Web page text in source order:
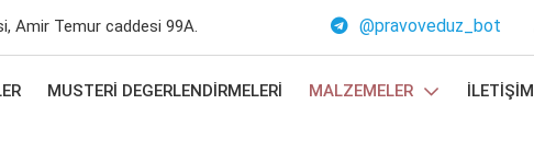
Amir Temur caddesi 99A. @pravoveduz_bot
MUSTERI DEGERLENDIRMELERI MALZEMELER İLETIŞIM